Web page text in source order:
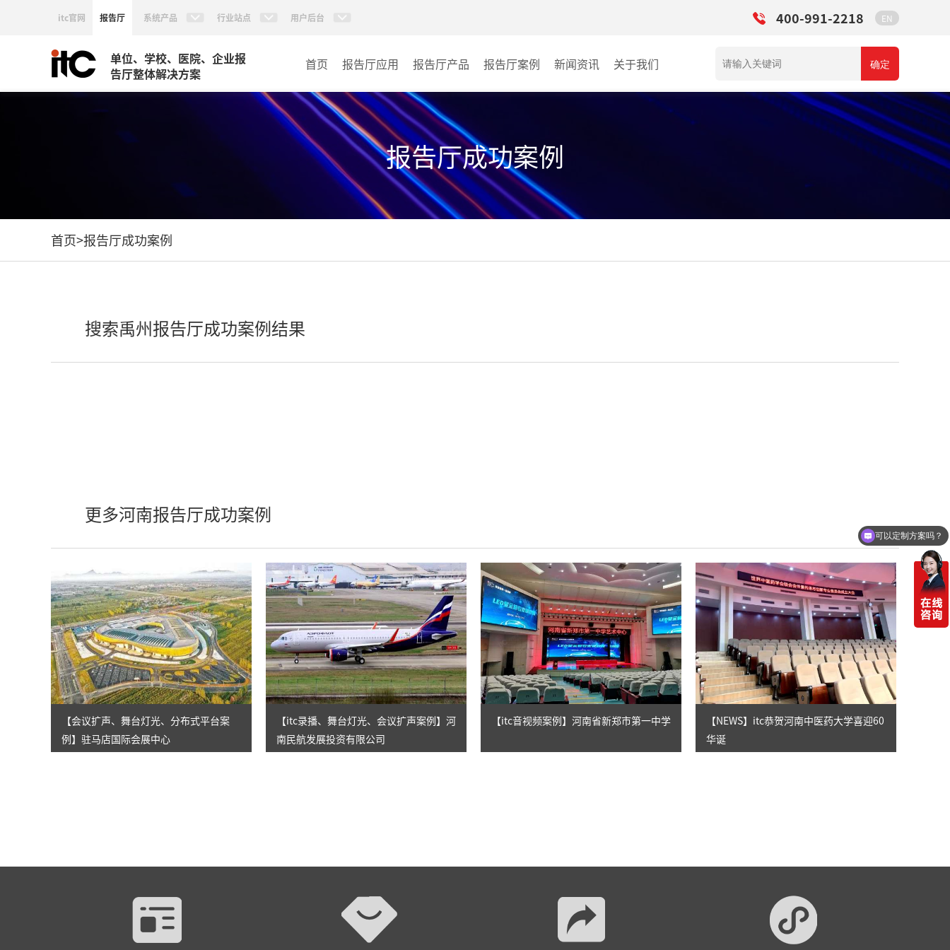
itc官网 报告厅 系统产品 行业站点 用户后台 400-991-2218 EN
单位、学校、医院、企业报
告厅整体解决方案
首页 报告厅应用 报告厅产品
AI智慧视频会议系统
AI智慧会议平板
视频会议配件
AI智慧会议平板itchub
数字化会议设备
同声传译系列
AI智慧无纸化会议系统
AI智慧演易通软件
AI智慧语音转写系统
AI智慧录播系统
庭审录播
报告厅案例
文体场馆
教育
医疗
新闻资讯 关于我们 确定
报告厅成功案例
首页>报告厅成功案例
搜索禹州报告厅成功案例结果
更多河南报告厅成功案例
【会议扩声、舞台灯光、分布式平台案
例】驻马店国际会展中心
【itc录播、舞台灯光、会议扩声案例】河
南民航发展投资有限公司
【itc音视频案例】河南省新郑市第一中学
【NEWS】itc恭贺河南中医药大学喜迎60
华诞
你们电话多少
可以定制方案吗？